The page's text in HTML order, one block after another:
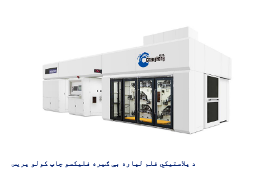
د پلاستيکي فلم لپاره بې ګیره فلیکسو چاپ کولو پریس